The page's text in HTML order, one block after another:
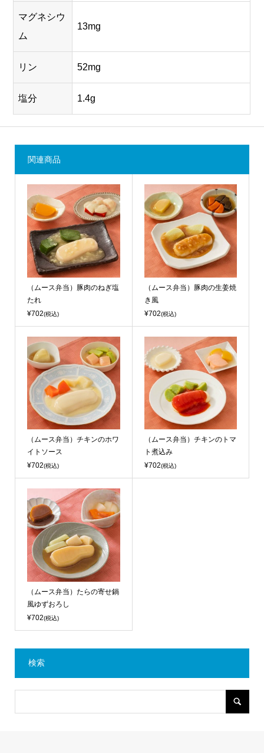
マグネシウ
ム
13mg
リン 52mg
塩分 1.4g
関連商品
（ムース弁当）豚肉のねぎ塩
たれ
¥702(税込)
（ムース弁当）豚肉の生姜焼
き風
¥702(税込)
（ムース弁当）チキンのホワ
イトソース
¥702(税込)
（ムース弁当）チキンのトマ
ト煮込み
¥702(税込)
（ムース弁当）たらの寄せ鍋
風ゆずおろし
¥702(税込)
検索